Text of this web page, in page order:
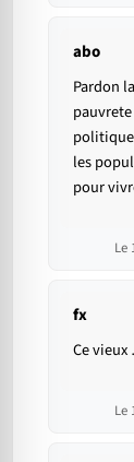
abo
Pardon
les
pour
Le
fx
Ce
Le